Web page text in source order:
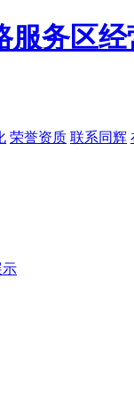
荣誉资质 联系同辉
示